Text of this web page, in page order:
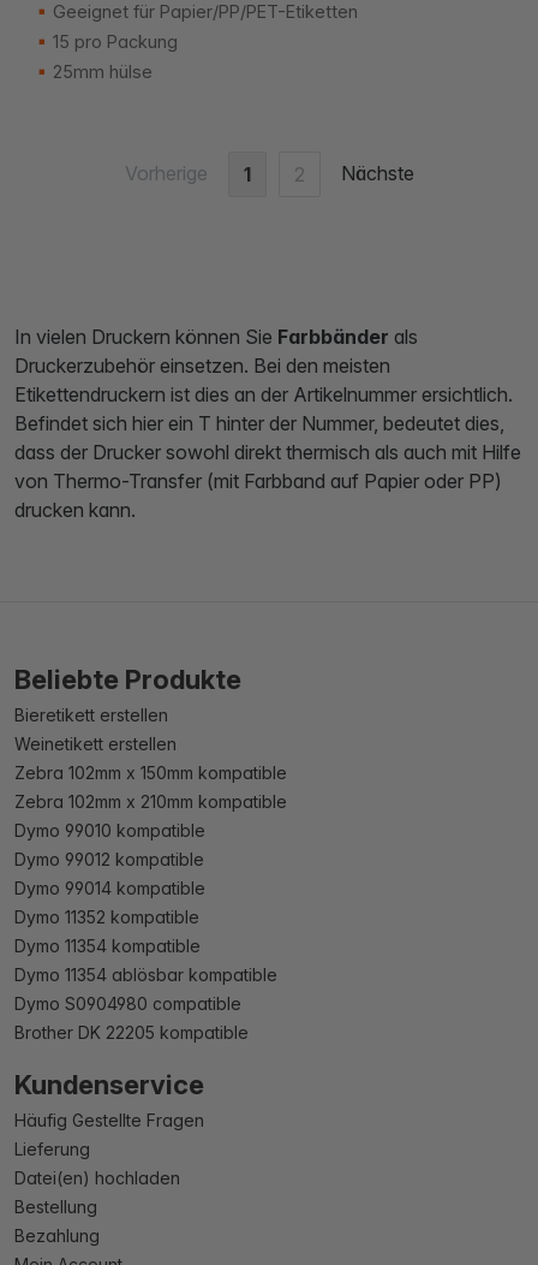
Geeignet für Papier/PP/PET-Etiketten
15 pro Packung
25mm hülse
Vorherige 1 2 Nächste
In vielen Druckern können Sie Farbbänder als
Druckerzubehör einsetzen. Bei den meisten
Etikettendruckern ist dies an der Artikelnummer ersichtlich.
Befindet sich hier ein T hinter der Nummer, bedeutet dies,
dass der Drucker sowohl direkt thermisch als auch mit Hilfe
von Thermo-Transfer (mit Farbband auf Papier oder PP)
drucken kann.
Beliebte Produkte
Bieretikett erstellen
Weinetikett erstellen
Zebra 102mm x 150mm kompatible
Zebra 102mm x 210mm kompatible
Dymo 99010 kompatible
Dymo 99012 kompatible
Dymo 99014 kompatible
Dymo 11352 kompatible
Dymo 11354 kompatible
Dymo 11354 ablösbar kompatible
Dymo S0904980 compatible
Brother DK 22205 kompatible
Kundenservice
Häufig Gestellte Fragen
Lieferung
Datei(en) hochladen
Bestellung
Bezahlung